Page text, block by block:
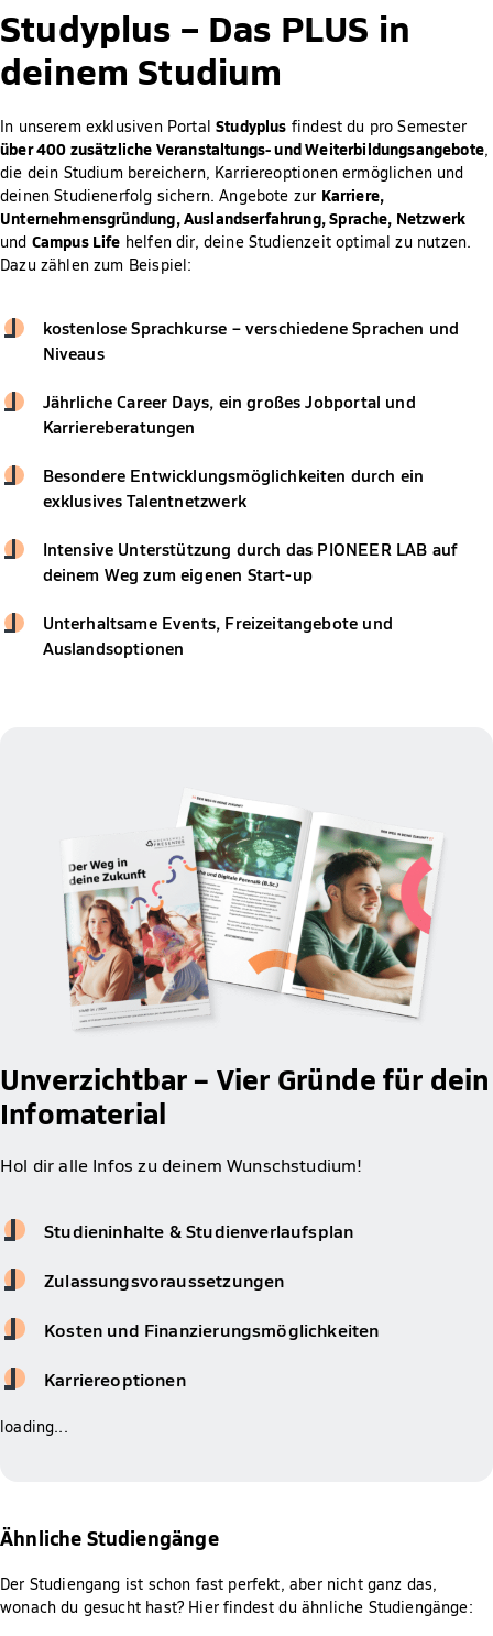
Studyplus – Das PLUS in
deinem Studium
In unserem exklusiven PortalStudyplus findest du pro Semester
über 400 zusätzliche Veranstaltungs- und Weiterbildungsangebote,
die dein Studium bereichern, Karriereoptionen ermöglichen und
deinen Studienerfolg sichern. Angebote zur Karriere,
Unternehmensgründung, Auslandserfahrung, Sprache, Netzwerk
und Campus Life helfen dir, deine Studienzeit optimal zu nutzen.
Dazu zählen zum Beispiel:
kostenlose Sprachkurse – verschiedene Sprachen und
Niveaus
Jährliche Career Days, ein großes Jobportal und
Karriereberatungen
Besondere Entwicklungsmöglichkeiten durch ein
exklusives Talentnetzwerk
Intensive Unterstützung durch das PIONEER LAB auf
deinem Weg zum eigenen Start-up
Unterhaltsame Events, Freizeitangebote und
Auslandsoptionen
Unverzichtbar – Vier Gründe für dein
Infomaterial
Hol dir alle Infos zu deinem Wunschstudium!
Studieninhalte & Studienverlaufsplan
Zulassungsvoraussetzungen
Kosten und Finanzierungsmöglichkeiten
Karriereoptionen
loading...
Ähnliche Studiengänge
Der Studiengang ist schon fast perfekt, aber nicht ganz das,
wonach du gesucht hast? Hier findest du ähnliche Studiengänge: